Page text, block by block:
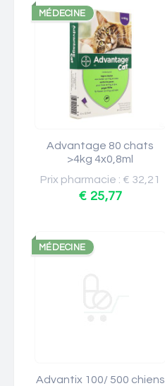
MÉDECINE
Advantage 80 chats
>4kg 4x0,8ml
Prix pharmacie : € 32,21
€ 25,77
MÉDECINE
Advantix 100/ 500 chiens